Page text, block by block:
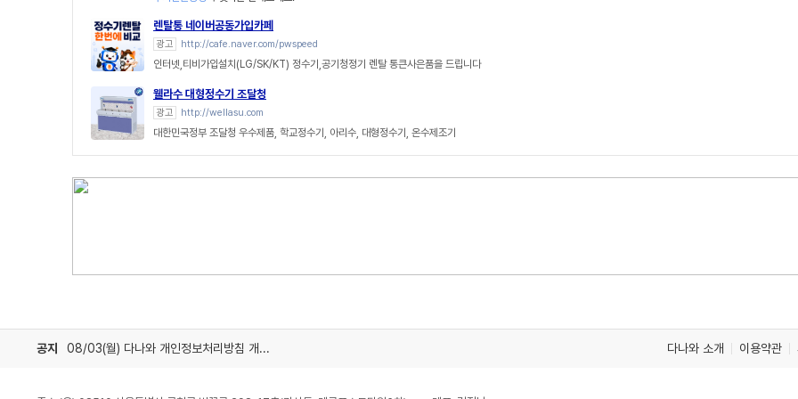
렌탈통 네이버공동가입카페
광고 http://cafe.naver.com/pwspeed
인터넷,티비가입설치(LG/SK/KT) 정수기,공기청정기 렌탈 통큰사은품을 드립니다
웰라수 대형정수기 조달청
광고 http://wellasu.com
대한민국정부 조달청 우수제품, 학교정수기, 아리수, 대형정수기, 온수제조기
공지 08/03(월) 다나와 개인정보처리방침 개정 안내 다나와 소개 이용약관